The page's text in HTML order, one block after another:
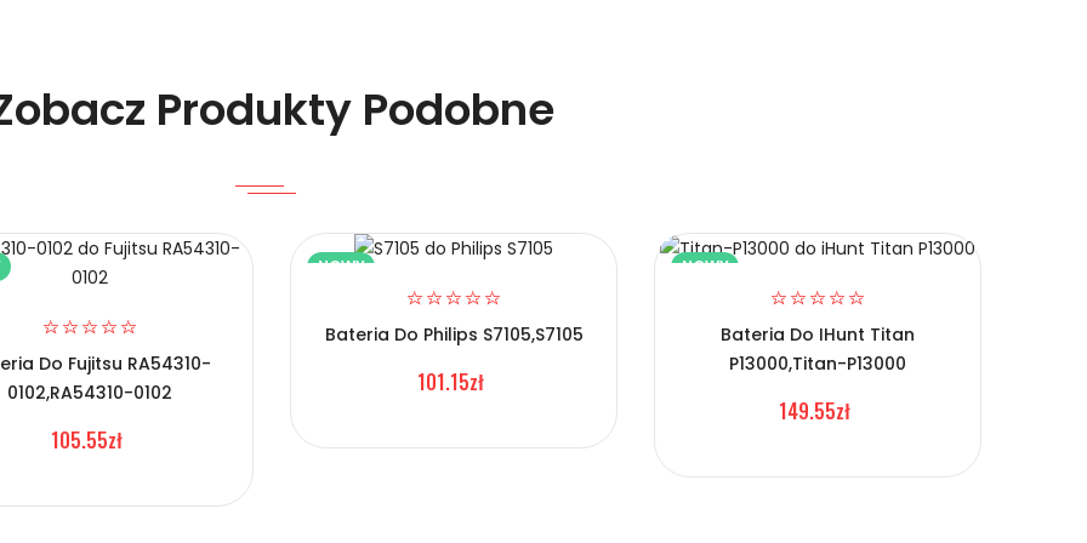
Xiaomi BP4U?
Produkty Podobne
Do Fujitsu RA54310-
0102,RA54310-0102
105.55zł
NOWY
Bateria Do Philips S7105,S7105
101.15zł
NOWY
Bateria Do IHunt Titan
P13000,Titan-P13000
149.55zł